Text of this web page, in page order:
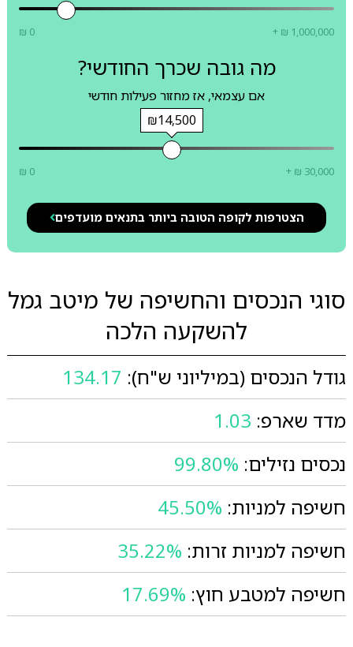
₪ 0 + ₪ 1,000,000
מה גובה שכרך החודשי?
אם עצמאי, אז מחזור פעילות חודשי
₪14,500
₪ 0 + ₪ 30,000
הצטרפות לקופה הטובה ביותר בתנאים מועדפים
סוגי הנכסים והחשיפה של מיטב גמל
להשקעה הלכה
גודל הנכסים (במיליוני ש"ח): 134.17
מדד שארפ: 1.03
נכסים נזילים: 99.80%
חשיפה למניות: 45.50%
חשיפה למניות זרות: 35.22%
חשיפה למטבע חוץ: 17.69%